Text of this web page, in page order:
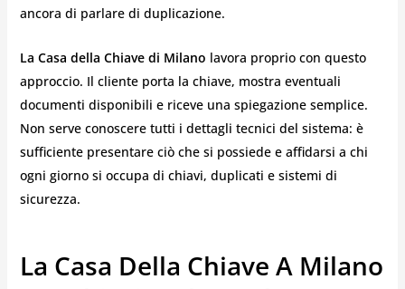
ancora di parlare di duplicazione.
La Casa della Chiave di Milano lavora proprio con questo
approccio. Il cliente porta la chiave, mostra eventuali
documenti disponibili e riceve una spiegazione semplice.
Non serve conoscere tutti i dettagli tecnici del sistema: è
sufficiente presentare ciò che si possiede e affidarsi a chi
ogni giorno si occupa di chiavi, duplicati e sistemi di
sicurezza.
La Casa Della Chiave A Milano